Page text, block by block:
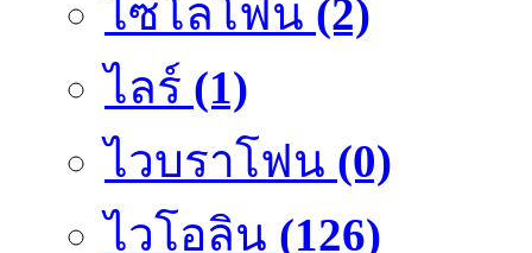
ไซโลโฟน (2)
ไลร์ (1)
ไวบราโฟน (0)
ไวโอลิน (126)